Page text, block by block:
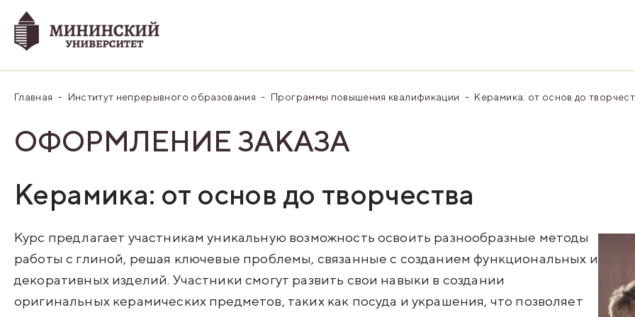
Главная Институт непрерывного образования Программы повышения квалификации Керамика: от основ до
ОФОРМЛЕНИЕ ЗАКАЗА
Керамика: от основ до творчества
Курс предлагает участникам уникальную возможность освоить разнообразные методы
работы с глиной, решая ключевые проблемы, связанные с созданием функциональных и
декоративных изделий. Участники смогут развить свои навыки в создании
оригинальных керамических предметов, таких как посуда и украшения, что позволяет